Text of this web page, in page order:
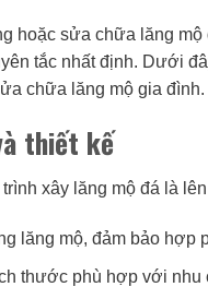
hoặc sửa chữa lăng
tắc nhất định. Dưới
chữa lăng mộ gia đình.
thiết kế
xây lăng mộ đá là
lăng mộ, đảm bảo hợp
thước phù hợp với nhu